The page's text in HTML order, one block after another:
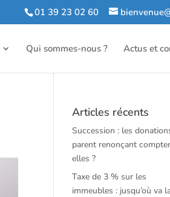
01 39 23 02 60
Qui sommes-nous ? Actus et
Articles récents
Succession : les
parent renonçant
elles ?
Taxe de 3 % sur les
immeubles : jusqu’où va